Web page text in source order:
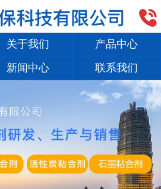

关于我们
产品中心
新闻中心 联系我们